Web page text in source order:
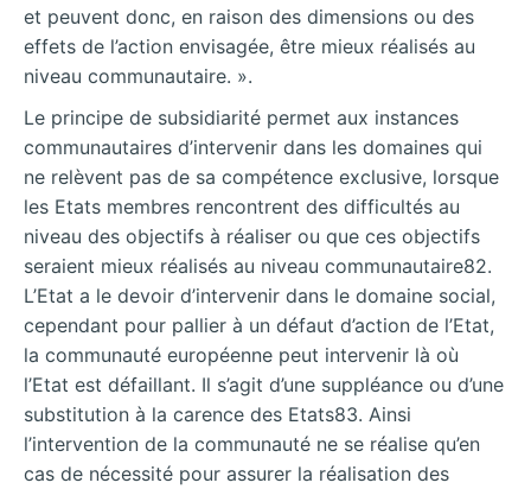
et peuvent donc, en raison des dimensions ou des
effets de l’action envisagée, être mieux réalisés au
niveau communautaire. ».
Le principe de subsidiarité permet aux instances
communautaires d’intervenir dans les domaines qui
ne relèvent pas de sa compétence exclusive, lorsque
les Etats membres rencontrent des difficultés au
niveau des objectifs à réaliser ou que ces objectifs
seraient mieux réalisés au niveau communautaire82.
L’Etat a le devoir d’intervenir dans le domaine social,
cependant pour pallier à un défaut d’action de l’Etat,
la communauté européenne peut intervenir là où
l’Etat est défaillant. Il s’agit d’une suppléance ou d’une
substitution à la carence des Etats83. Ainsi
l’intervention de la communauté ne se réalise qu’en
cas de nécessité pour assurer la réalisation des